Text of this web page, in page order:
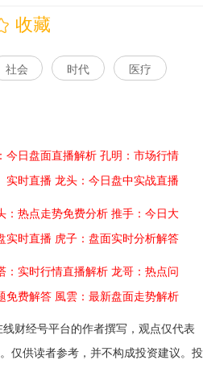
收藏
社会 时代 医疗
今日盘面直播解析 孔明：市场行情
实时直播 龙头：今日盘中实战直播
：热点走势免费分析 推手：今日大
实时直播 虎子：盘面实时分析解答
：实时行情直播解析 龙哥：热点问
免费解答 風雲：最新盘面走势解析
财经号平台的作者撰写，观点仅代表
仅供读者参考，并不构成投资建议。投